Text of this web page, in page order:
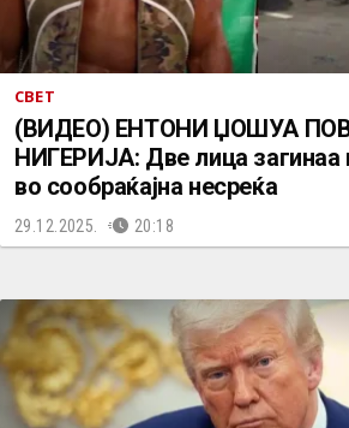
СВЕТ
(ВИДЕО) ЕНТОНИ ЏОШУА
НИГЕРИЈА: Две лица загинаа
во сообраќајна несреќа
29.12.2025. 20:18